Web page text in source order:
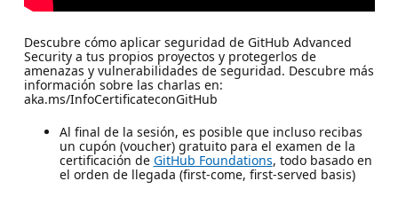
Descubre cómo aplicar seguridad de GitHub Advanced
Security a tus propios proyectos y protegerlos de
amenazas y vulnerabilidades de seguridad. Descubre más
información sobre las charlas en:
aka.ms/InfoCertificateconGitHub
Al final de la sesión, es posible que incluso recibas
un cupón (voucher) gratuito para el examen de la
certificación de GitHub Foundations, todo basado en
el orden de llegada (first-come, first-served basis)